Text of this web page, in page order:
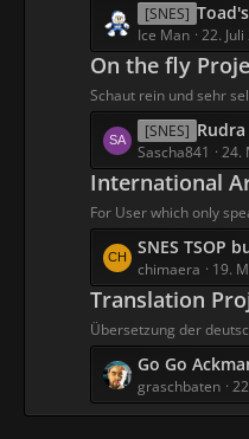
Poe da ich
Magical Quest 3
Vielleicht wäre der
Truthahn) hier
Momoko Hanasaki
Poe da ich
Wedding Peach
wäre der Fiese
schöner. Nur als
Poe
KotatsuAkira
ä
g
e
e
B
e
i
t
r
ä
g
e
t
t
e
B
e
t
r
ä
g
[SNES]
Ice Man 22.
On the fly
Schaut rein und sehr
L
e
t
t
e
B
e
t
r
ä
g
[SNES] Rudra
Sascha841 24.
International
For User which only
L
e
t
t
e
B
e
SNES TSOP
chimaera 19.
Translation
Übersetzung der
L
e
t
Go Go
graschbaten